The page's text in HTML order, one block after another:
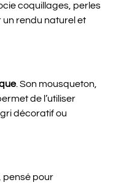
coquillages, perles
rendu naturel et
. Son mousqueton,
de l’utiliser
décoratif ou
pensé pour